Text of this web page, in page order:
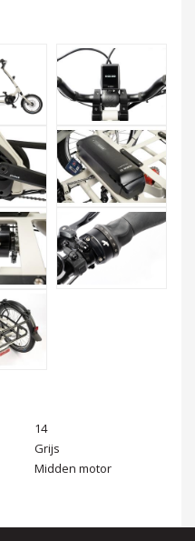
14
Grijs
Midden motor